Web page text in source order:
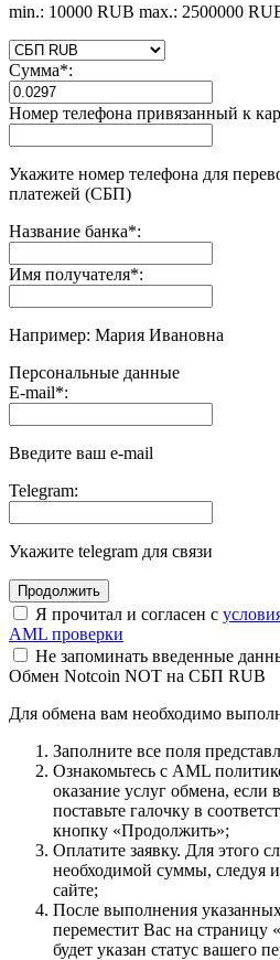
min.: 10000 RUB max.: 2500000
Сумма*:
Номер телефона привязанный к
Укажите номер телефона для
платежей (СБП)
Название банка*:
Имя получателя*:
Например: Мария Ивановна
Персональные данные
E-mail*:
Введите ваш e-mail
Telegram:
Укажите telegram для связи
Я прочитал и согласен с
AML проверки
Не запоминать введенные
Обмен Notcoin NOT на СБП RUB
Для обмена вам необходимо
Заполните все поля
Ознакомьтесь с AML
оказание услуг обмена, если
поставьте галочку в
кнопку «Продолжить»;
Оплатите заявку. Для этого
необходимой суммы, следуя
сайте;
После выполнения
переместит Вас на страницу
будет указан статус вашего